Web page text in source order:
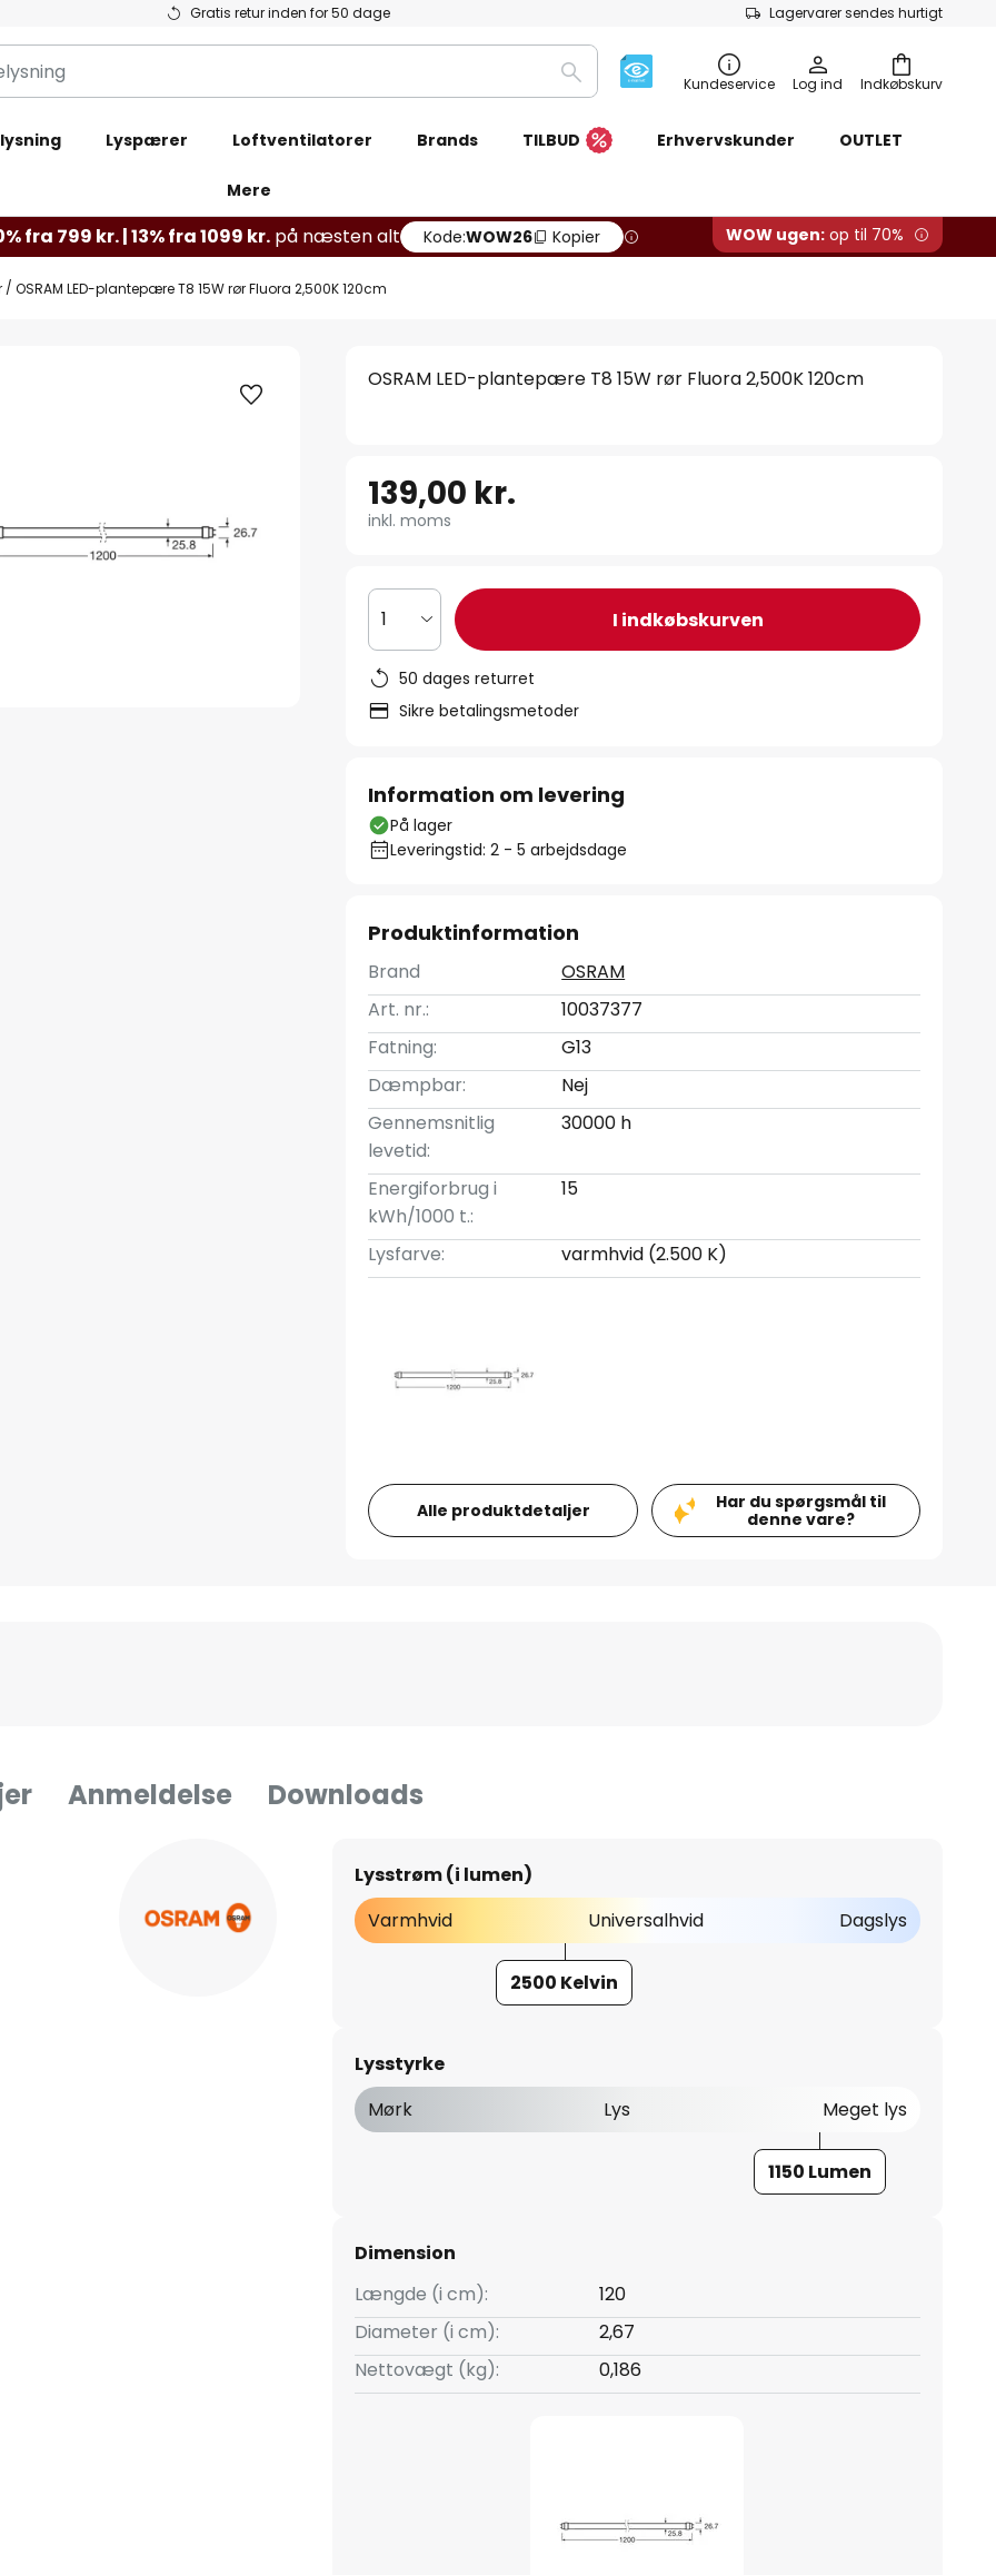
Gratis retur inden for 50 dage Lagervarer sendes hurtigt
Indkøbskurv
Søg Kundeservice Log ind
Lyspærer Loftventilatorer Brands TILBUD Erhvervskunder OUTLET
Mere
fra 799 kr. | 13% fra 1099 kr. på næsten alt Kode:WOW26 Kopier WOW ugen: op til 70%
OSRAM LED-plantepære T8 15W rør Fluora 2,500K 120cm
OSRAM LED-plantepære T8 15W rør Fluora 2,500K 120cm
139,00 kr.
inkl. moms
1 I indkøbskurven
50 dages returret
Sikre betalingsmetoder
Information om levering
På lager
Leveringstid: 2 - 5 arbejdsdage
Produktinformation
Brand
OSRAM
Art. nr.:
10037377
Fatning:
G13
Dæmpbar:
Nej
Gennemsnitlig
levetid:
30000 h
Energiforbrug i
kWh/1000 t.:
15
Lysfarve: varmhvid (2.500 K)
Alle produktdetaljer
Har du spørgsmål til
denne vare?
Anmeldelse Downloads
Lysstrøm (i lumen)
Varmhvid
Universalhvid Dagslys
2500 Kelvin
Lysstyrke
Mørk
Lys Meget lys
1150 Lumen
Dimension
Længde (i cm):
120
Diameter (i cm):
2,67
Nettovægt (kg):
0,186